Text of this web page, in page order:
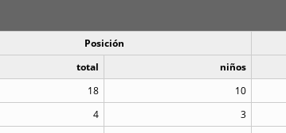
Posición
total niños
18 10
4 3